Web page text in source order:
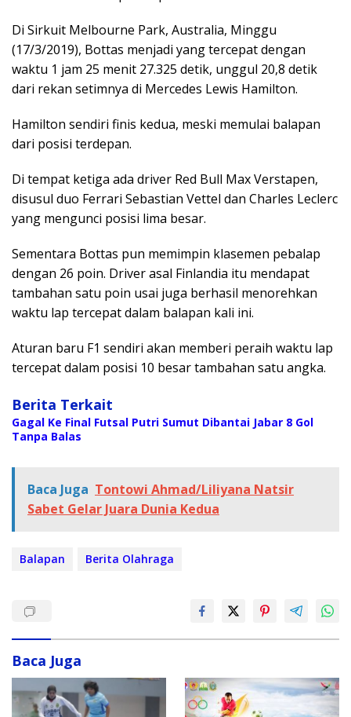
Di Sirkuit Melbourne Park, Australia, Minggu
(17/3/2019), Bottas menjadi yang tercepat dengan
waktu 1 jam 25 menit 27.325 detik, unggul 20,8 detik
dari rekan setimnya di Mercedes Lewis Hamilton.
Hamilton sendiri finis kedua, meski memulai balapan
dari posisi terdepan.
Di tempat ketiga ada driver Red Bull Max Verstapen,
disusul duo Ferrari Sebastian Vettel dan Charles Leclerc
yang mengunci posisi lima besar.
Sementara Bottas pun memimpin klasemen pebalap
dengan 26 poin. Driver asal Finlandia itu mendapat
tambahan satu poin usai juga berhasil menorehkan
waktu lap tercepat dalam balapan kali ini.
Aturan baru F1 sendiri akan memberi peraih waktu lap
tercepat dalam posisi 10 besar tambahan satu angka.
Berita Terkait
Gagal Ke Final Futsal Putri Sumut Dibantai Jabar 8 Gol
Tanpa Balas
Baca Juga Tontowi Ahmad/Liliyana Natsir
Sabet Gelar Juara Dunia Kedua
Balapan Berita Olahraga
Baca Juga